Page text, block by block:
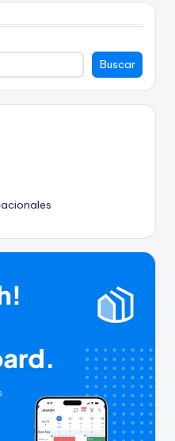
Buscar